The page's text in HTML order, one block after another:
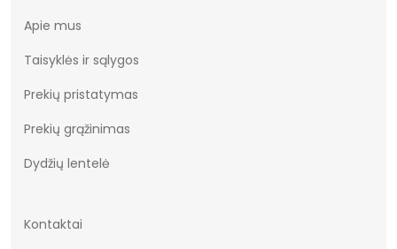
Apie mus
Taisyklės ir sąlygos
Prekių pristatymas
Prekių grąžinimas
Dydžių lentelė
Kontaktai